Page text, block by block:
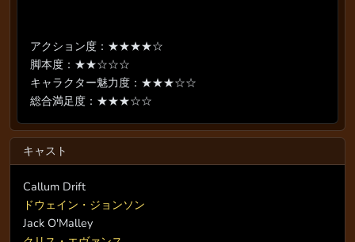
アクション度：★★★★☆
脚本度：★★☆☆☆
キャラクター魅力度：★★★☆☆
総合満足度：★★★☆☆
キャスト
Callum Drift
ドウェイン・ジョンソン
Jack O'Malley